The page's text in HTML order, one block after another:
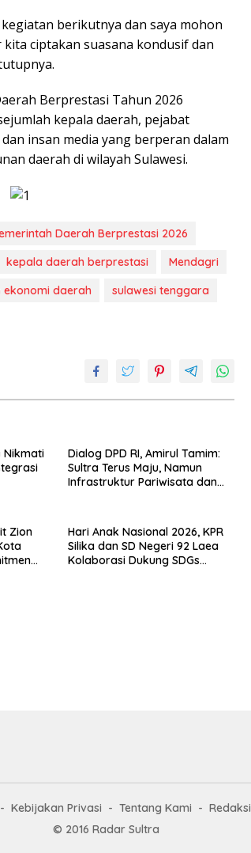
berikutnya dan saya mohon
ciptakan suasana kondusif dan
Berprestasi Tahun 2026
kepala daerah, pejabat
insan media yang berperan dalam
daerah di wilayah Sulawesi.
Daerah Berprestasi 2026
kepala daerah berprestasi
Mendagri
ekonomi daerah
sulawesi tenggara
Nikmati
Dialog DPD RI, Amirul Tamim:
Sultra Terus Maju, Namun
Infrastruktur Pariwisata dan
Zion
Hari Anak Nasional 2026, KPR
Silika dan SD Negeri 92 Laea
Kolaborasi Dukung SDGs
Kebijakan Privasi Tentang Kami Redaksi
© 2016 Radar Sultra